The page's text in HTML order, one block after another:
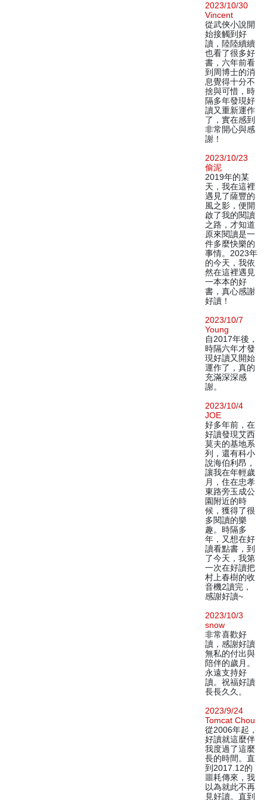
2023/10/30
Vincent
從武俠小說開
始接觸到好
讀，陸陸續續
也看了很多好
書，六年前看
到周博士的消
息覺得十分不
捨與可惜，時
隔多年發現好
讀又重新運作
了，實在感到
非常開心與感
謝！
2023/10/23
偷泥
2019年的某
天，我在這裡
遇見了薩豐的
風之影，便開
啟了我的閱讀
之路，才知道
原來閱讀是一
件多麼快樂的
事情。2023年
的今天，我依
然在這裡遇見
一本本的好
書，真心感謝
好讀！
2023/10/7
Young
自2017年後，
時隔六年才發
現好讀又開始
運作了，真的
充滿深深感
謝。
2023/10/4
JOE
好多年前，在
好讀發現艾西
莫夫的基地系
列，還有科小
說海伯利昂，
讓我在年輕歲
月，住在忠孝
東路旁玉成公
園附近的時
候，獲得了很
多閱讀的樂
趣。時隔多
年，又想在好
讀看點書，到
了今天，我第
一次在好讀把
村上春樹的收
音機2讀完，
感謝好讀~
2023/10/3
snow
非常喜歡好
讀，感謝好讀
無私的付出與
陪伴的歲月。
永遠支持好
讀。祝福好讀
長長久久。
2023/9/24
Tomcat Chou
從2006年起，
好讀就這麼伴
我度過了這麼
長的時間。直
到2017.12的
噩耗傳來，我
以為就此不再
見好讀。直到